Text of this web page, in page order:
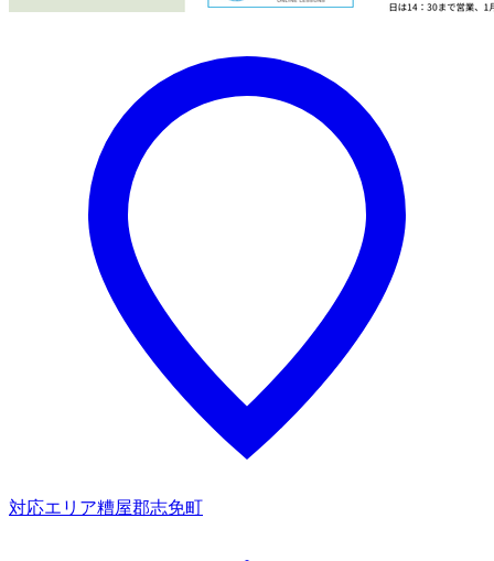
対応エリア糟屋郡志免町